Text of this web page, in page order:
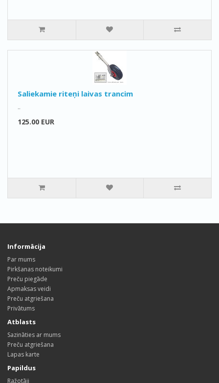
Saliekamie riteņi laivas trancim
..
125.00 EUR
Informācija
Par mums
Pirkšanas noteikumi
Preču piegāde
Apmaksas veidi
Preču atgriešana
Privātums
Atblasts
Sazināties ar mums
Preču atgriešana
Lapas karte
Papildus
Ražotāji